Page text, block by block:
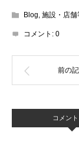
Blog, 施設・店舗
コメント: 0
コメン